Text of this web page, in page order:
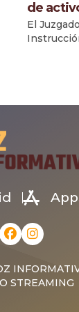
de
El
Cuevas
con
juicio de
fue
STREAMING